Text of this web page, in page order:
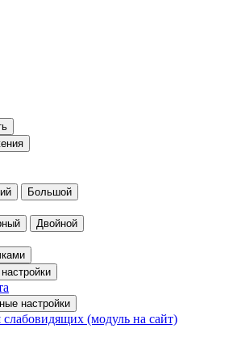
Большой
Двойной
настройки
(модуль на сайт)